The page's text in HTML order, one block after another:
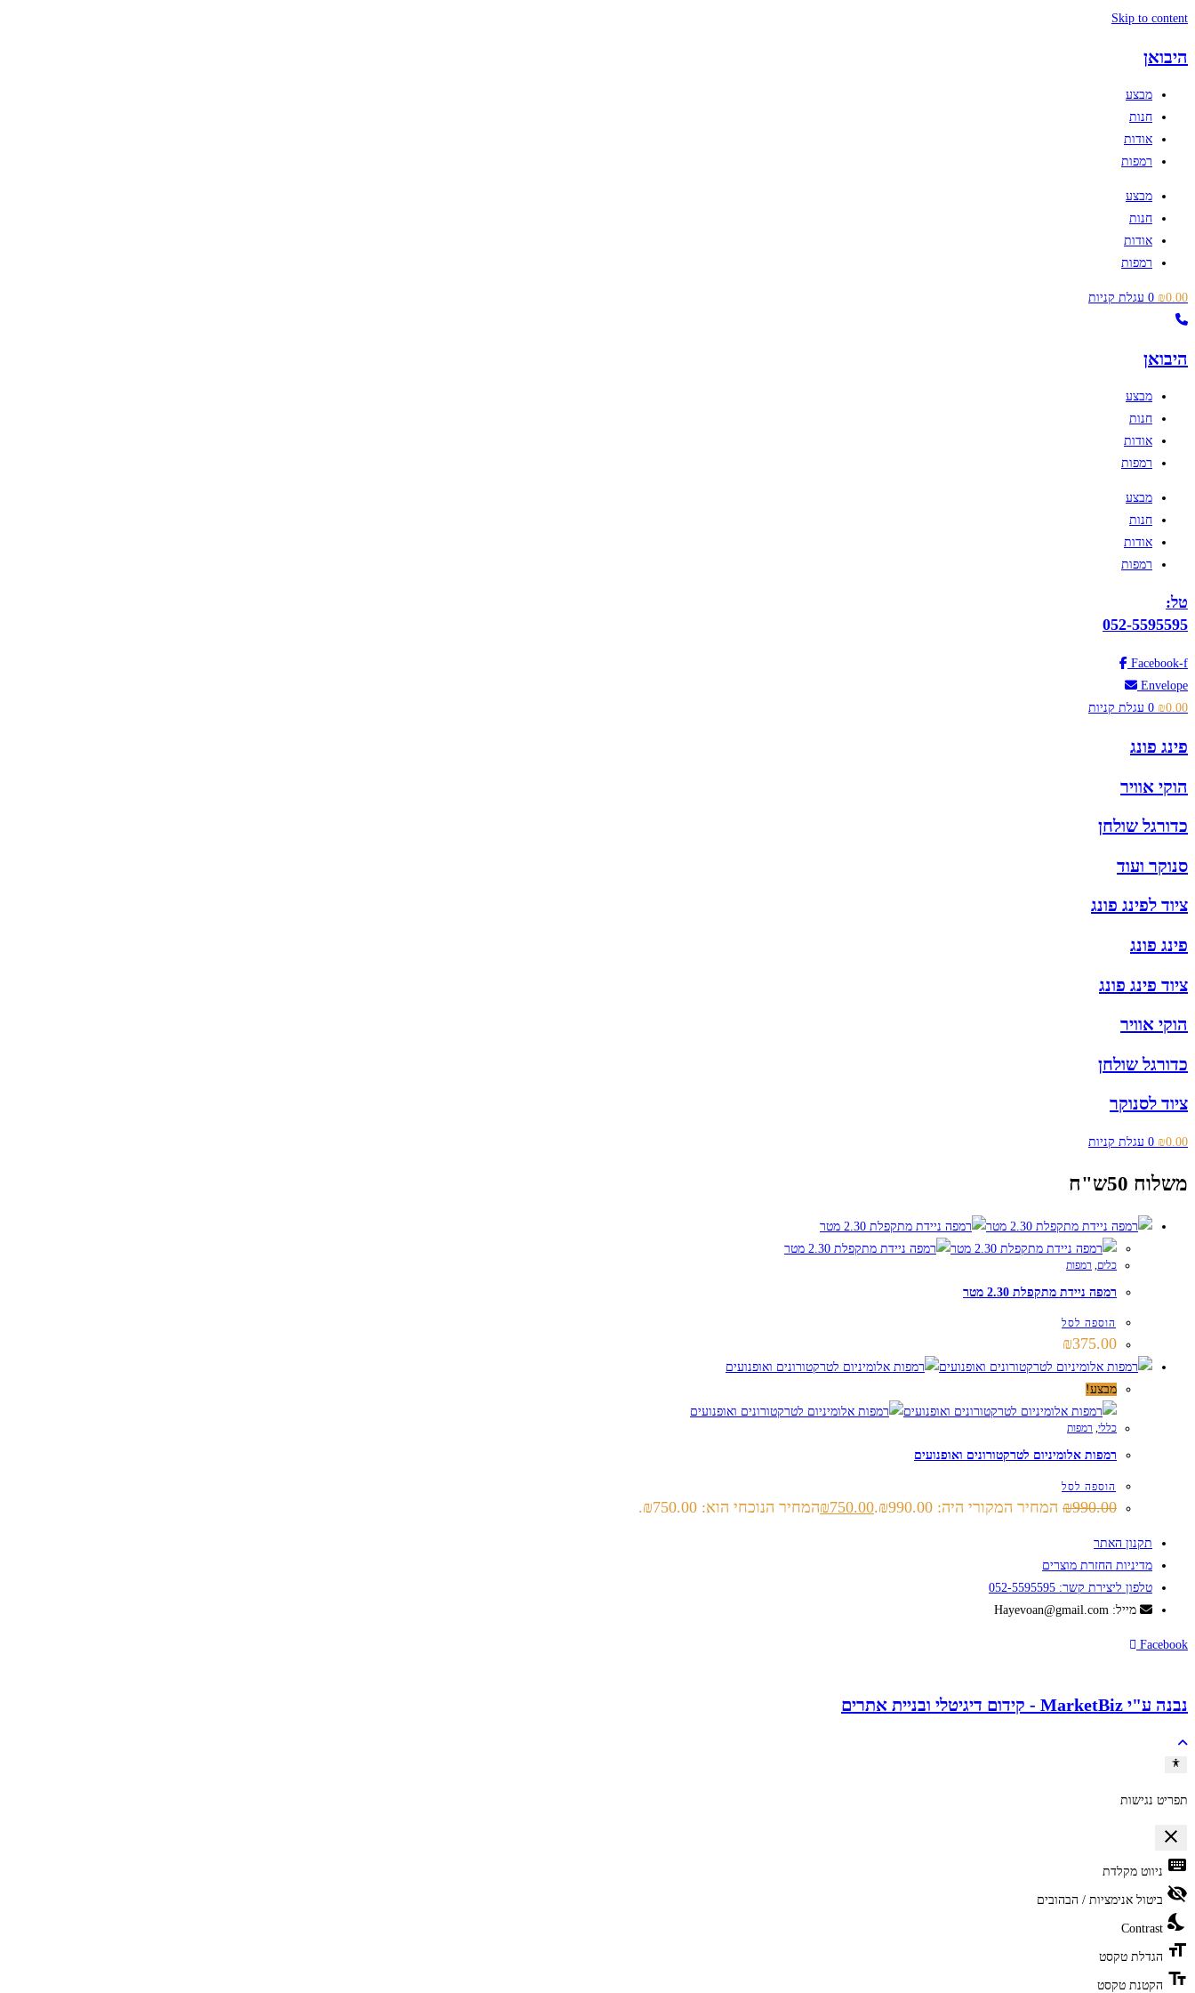
Skip to content
היבואן
מבצע
חנות
אודות
רמפות
מבצע
חנות
אודות
רמפות
₪0.00
0 עגלת קניות
היבואן
מבצע
חנות
אודות
רמפות
מבצע
חנות
אודות
רמפות
טל:
052-5595595
Facebook-f
Envelope
₪0.00
0 עגלת קניות
פינג פונג
הוקי אוויר
כדורגל שולחן
סנוקר ועוד
ציוד לפינג פונג
פינג פונג
ציוד פינג פונג
הוקי אוויר
כדורגל שולחן
ציוד לסנוקר
₪0.00
0 עגלת קניות
משלוח 50ש"ח
כלים, רמפות
רמפה ניידת מתקפלת 2.30 מטר
הוספה לסל
₪375.00
מבצע!
כללי, רמפות
רמפות אלומיניום לטרקטורונים ואופנועים
הוספה לסל
₪990.00 המחיר המקורי היה: ₪990.00. ₪750.00 המחיר הנוכחי הוא: ₪750.00.
תקנון האתר
מדיניות החזרת מוצרים
טלפון ליצירת קשר: 052-5595595
מייל: Hayevoan@gmail.com
Facebook
נבנה ע"י MarketBiz - קידום דיגיטלי ובניית אתרים
תפריט נגישות
close
keyboard ניווט מקלדת
visibility_off ביטול אנימציות / הבהובים
nights_stay
Contrast
format_size הגדלת טקסט
text_fields הקטנת טקסט